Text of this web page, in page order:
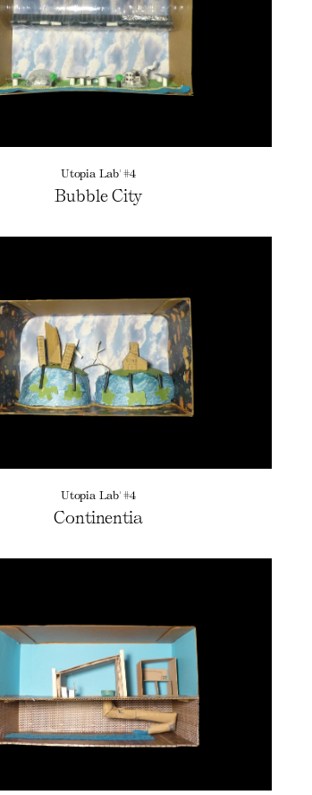
Utopia Lab' #4
Bubble City
Utopia Lab' #4
Continentia